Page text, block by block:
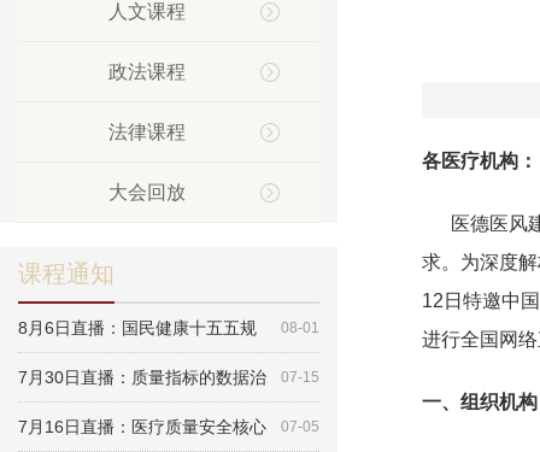
人文课程
政法课程
法律课程
大会回放
课程通知
8月6日直播：国民健康十五五规 08-01
7月30日直播：质量指标的数据治 07-15
7月16日直播：医疗质量安全核心 07-05
各医疗机构：
医德医风建
求。为深度
12日特邀中
进行全国网
一、组织机构